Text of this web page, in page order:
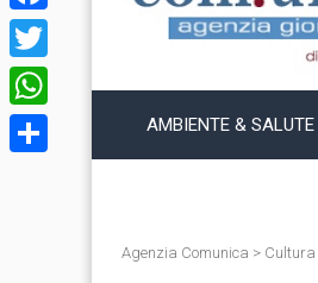
AMBIENTE & SALUTE
Agenzia Comunica > Cultura
Facebook
Twitter
WhatsApp